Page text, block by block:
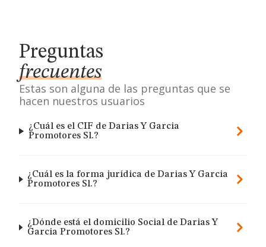
Preguntas
frecuentes
Estas son alguna de las preguntas que se
hacen nuestros usuarios
¿Cuál es el CIF de Darias Y Garcia
Promotores Sl.?
¿Cuál es la forma jurídica de Darias Y Garcia
Promotores Sl.?
¿Dónde está el domicilio Social de Darias Y
Garcia Promotores Sl.?